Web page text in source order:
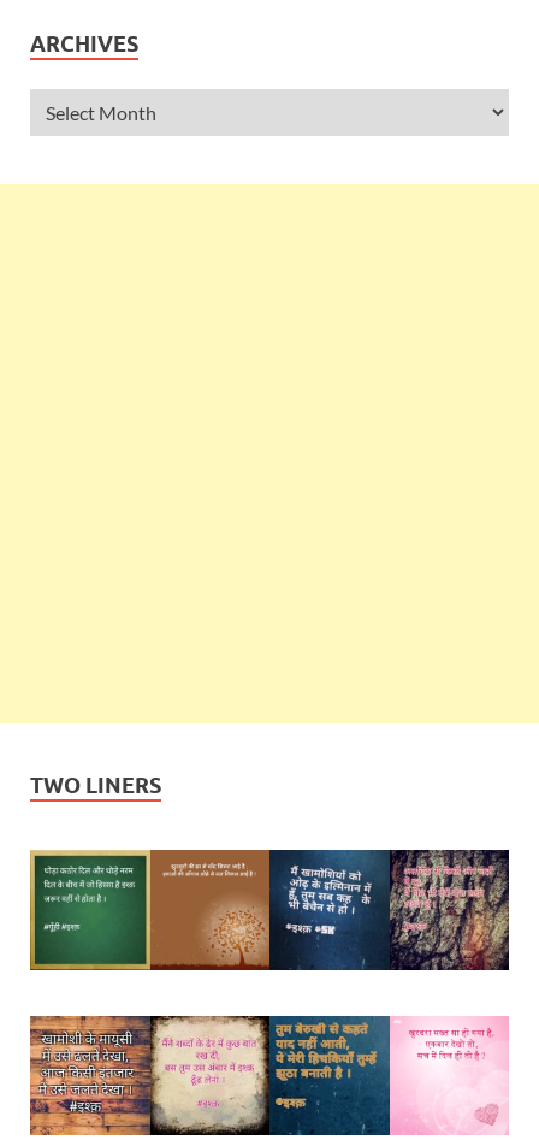
ARCHIVES
TWO LINERS